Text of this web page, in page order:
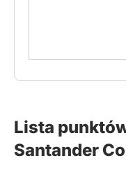
Lista
Santander